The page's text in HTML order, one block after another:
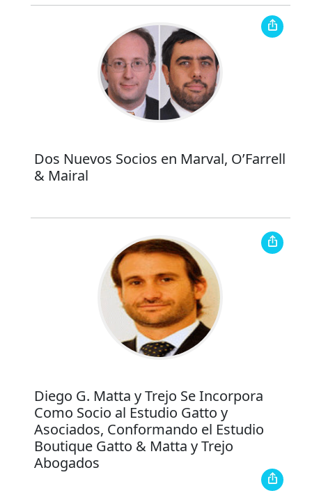
Dos Nuevos Socios en Marval, O’Farrell
& Mairal
Diego G. Matta y Trejo Se Incorpora
Como Socio al Estudio Gatto y
Asociados, Conformando el Estudio
Boutique Gatto & Matta y Trejo
Abogados